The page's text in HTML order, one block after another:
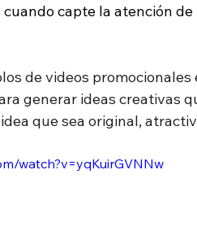
capte la atención
de videos promocionales
generar ideas creativas
que sea original,
watch?v=yqKuirGVNNw